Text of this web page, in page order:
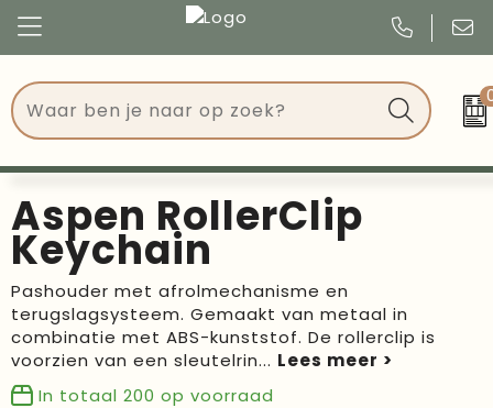
Tassen
Drinkwaren
Events
Give Aways
Geschenken
Congres
Events
Kerst
Verjaardagen
Voetbal, EK en WK
Aspen RollerClip
Keychain
Pashouder met afrolmechanisme en
terugslagsysteem. Gemaakt van metaal in
combinatie met ABS-kunststof. De rollerclip is
voorzien van een sleutelrin...
In totaal 200 op voorraad